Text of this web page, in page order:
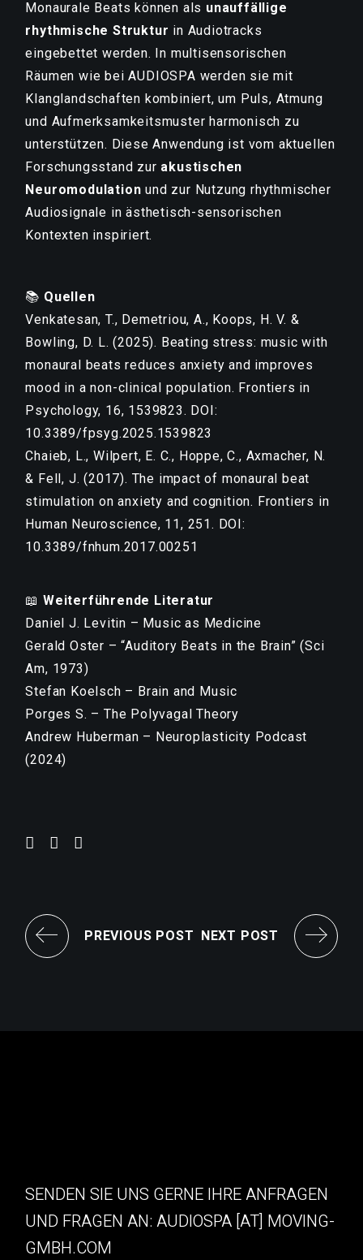
Monaurale Beats können als unauffällige
rhythmische Struktur in Audiotracks
eingebettet werden. In multisensorischen
Räumen wie bei AUDIOSPA werden sie mit
Klanglandschaften kombiniert, um Puls, Atmung
und Aufmerksamkeitsmuster harmonisch zu
unterstützen. Diese Anwendung ist vom aktuellen
Forschungsstand zur akustischen
Neuromodulation und zur Nutzung rhythmischer
Audiosignale in ästhetisch-sensorischen
Kontexten inspiriert.
📚 Quellen
Venkatesan, T., Demetriou, A., Koops, H. V. &
Bowling, D. L. (2025). Beating stress: music with
monaural beats reduces anxiety and improves
mood in a non-clinical population. Frontiers in
Psychology, 16, 1539823. DOI:
10.3389/fpsyg.2025.1539823
Chaieb, L., Wilpert, E. C., Hoppe, C., Axmacher, N.
& Fell, J. (2017). The impact of monaural beat
stimulation on anxiety and cognition. Frontiers in
Human Neuroscience, 11, 251. DOI:
10.3389/fnhum.2017.00251
📖 Weiterführende Literatur
Daniel J. Levitin – Music as Medicine
Gerald Oster – “Auditory Beats in the Brain” (Sci
Am, 1973)
Stefan Koelsch – Brain and Music
Porges S. – The Polyvagal Theory
Andrew Huberman – Neuroplasticity Podcast
(2024)
PREVIOUS POST NEXT POST
SENDEN SIE UNS GERNE IHRE ANFRAGEN
UND FRAGEN AN: AUDIOSPA [AT] MOVING-
GMBH.COM